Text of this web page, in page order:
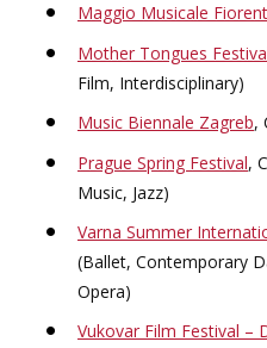
Maggio Musicale
Mother Tongues
Film, Interdisciplinary)
Music Biennale Zagreb,
Prague Spring Festival,
Music, Jazz)
Varna Summer
(Ballet, Contemporary
Opera)
Vukovar Film Festival –